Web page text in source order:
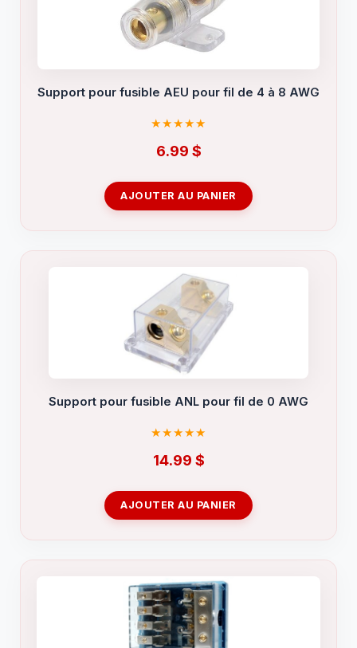
Support pour fusible AEU pour fil de 4 à 8 AWG
6.99 $
AJOUTER AU PANIER
Support pour fusible ANL pour fil de 0 AWG
14.99 $
AJOUTER AU PANIER